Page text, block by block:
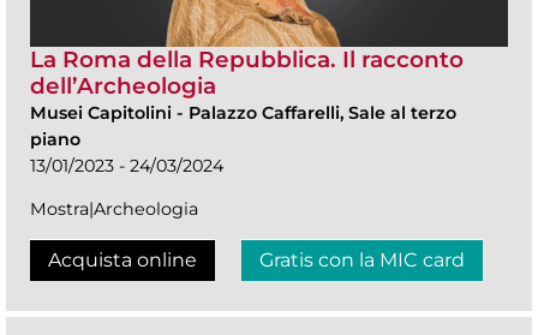
La Roma della Repubblica. Il racconto
dell’Archeologia
Musei Capitolini - Palazzo Caffarelli, Sale al terzo
piano
13/01/2023 - 24/03/2024
Mostra|Archeologia
Acquista online Gratis con la MIC card